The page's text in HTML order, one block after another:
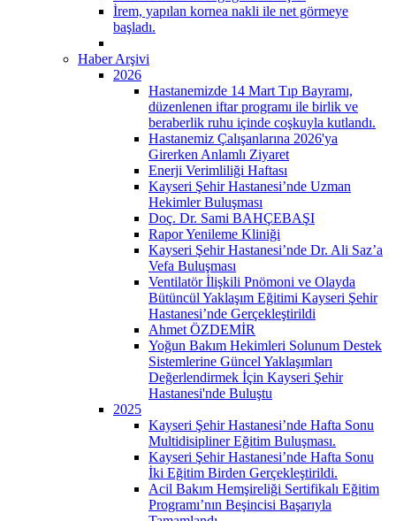
İrem, yapılan kornea nakli ile net görmeye
başladı.
Haber Arşivi
2026
Hastanemizde 14 Mart Tıp Bayramı,
düzenlenen iftar programı ile birlik ve
beraberlik ruhu içinde coşkuyla kutlandı.
Hastanemiz Çalışanlarına 2026'ya
Girerken Anlamlı Ziyaret
Enerji Verimliliği Haftası
Kayseri Şehir Hastanesi’nde Uzman
Hekimler Buluşması
Doç. Dr. Sami BAHÇEBAŞI
Rapor Yenileme Kliniği
Kayseri Şehir Hastanesi’nde Dr. Ali Saz’a
Vefa Buluşması
Ventilatör İlişkili Pnömoni ve Olayda
Bütüncül Yaklaşım Eğitimi Kayseri Şehir
Hastanesi’nde Gerçekleştirildi
Ahmet ÖZDEMİR
Yoğun Bakım Hekimleri Solunum Destek
Sistemlerine Güncel Yaklaşımları
Değerlendirmek İçin Kayseri Şehir
Hastanesi'nde Buluştu
2025
Kayseri Şehir Hastanesi’nde Hafta Sonu
Multidisipliner Eğitim Buluşması.
Kayseri Şehir Hastanesi’nde Hafta Sonu
İki Eğitim Birden Gerçekleştirildi.
Acil Bakım Hemşireliği Sertifikalı Eğitim
Programı’nın Beşincisi Başarıyla